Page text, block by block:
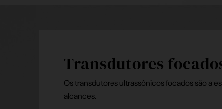
Transdutores
Os transdutores ultrassônicos focados são a
alcances.